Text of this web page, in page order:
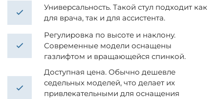
Универсальность. Такой стул подходит как
для врача, так и для ассистента.
Регулировка по высоте и наклону.
Современные модели оснащены
газлифтом и вращающейся спинкой.
Доступная цена. Обычно дешевле
седельных моделей, что делает их
привлекательными для оснащения